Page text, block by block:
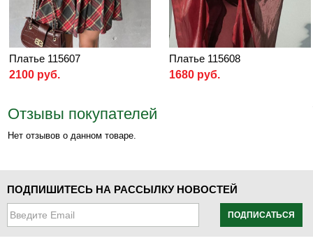
Платье 115607
2100 руб.
Платье 115608
1680 руб.
Отзывы покупателей
Нет отзывов о данном товаре.
ПОДПИШИТЕСЬ НА РАССЫЛКУ НОВОСТЕЙ
ПОДПИСАТЬСЯ